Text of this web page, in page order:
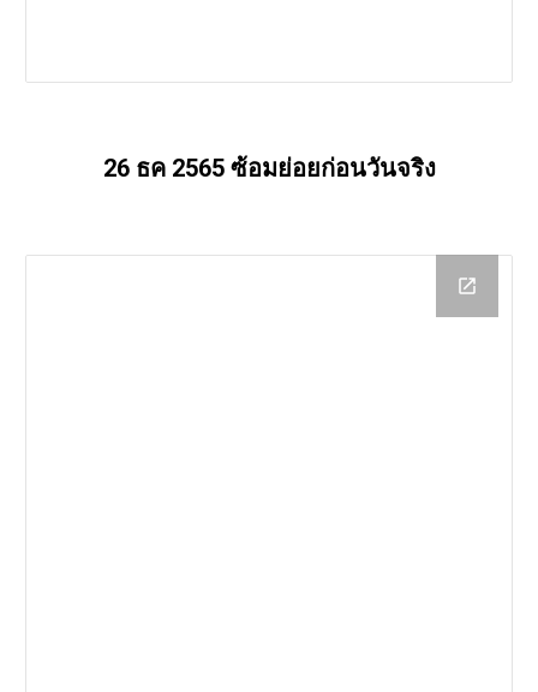
26 ธค 2565 ซ้อมย่อยก่อนวันจริง